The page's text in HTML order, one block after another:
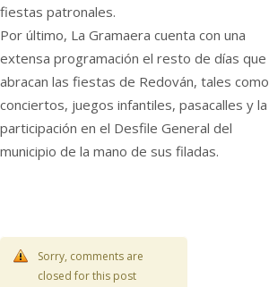
fiestas patronales.
Por último, La Gramaera cuenta con una
extensa programación el resto de días que
abracan las fiestas de Redován, tales como
conciertos, juegos infantiles, pasacalles y la
participación en el Desfile General del
municipio de la mano de sus filadas.
Sorry, comments are
closed for this post